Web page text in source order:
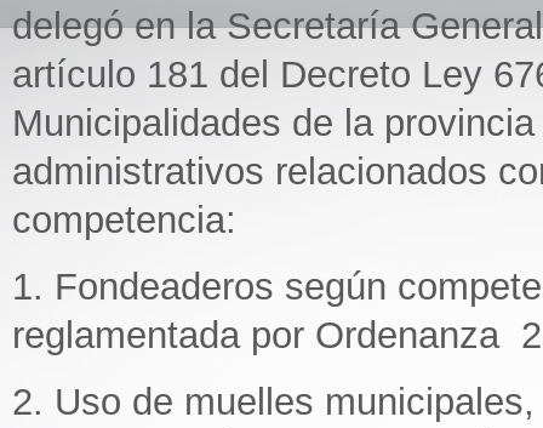
delegó en la Secretaría
artículo 181 del Decreto Ley
Municipalidades de la
administrativos relacionados
competencia:
1. Fondeaderos según
reglamentada por Ordenanza
2. Uso de muelles